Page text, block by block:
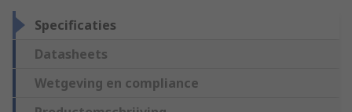
Specificaties
Datasheets
Wetgeving en compliance